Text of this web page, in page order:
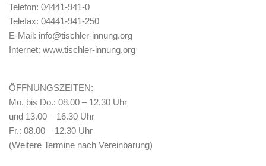
Telefon: 04441-941-0
Telefax: 04441-941-250
E-Mail: info@tischler-innung.org
Internet: www.tischler-innung.org
ÖFFNUNGSZEITEN:
Mo. bis Do.: 08.00 – 12.30 Uhr
und 13.00 – 16.30 Uhr
Fr.: 08.00 – 12.30 Uhr
(Weitere Termine nach Vereinbarung)